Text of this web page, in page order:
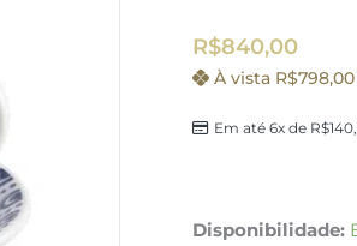
R$840,00
Em até 6x de R$
À vista R$798,00
Disponibilidade:
06